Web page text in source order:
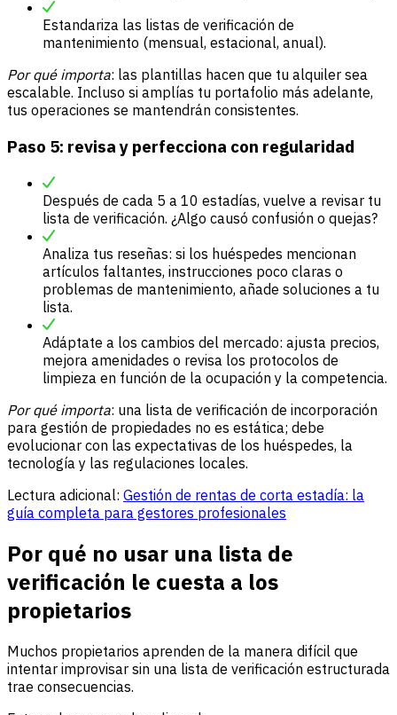
Estandariza las listas de verificación de
mantenimiento (mensual, estacional, anual).
Por qué importa: las plantillas hacen que tu alquiler sea
escalable. Incluso si amplías tu portafolio más adelante,
tus operaciones se mantendrán consistentes.
Paso 5: revisa y perfecciona con regularidad
Después de cada 5 a 10 estadías, vuelve a revisar tu
lista de verificación. ¿Algo causó confusión o quejas?
Analiza tus reseñas: si los huéspedes mencionan
artículos faltantes, instrucciones poco claras o
problemas de mantenimiento, añade soluciones a tu
lista.
Adáptate a los cambios del mercado: ajusta precios,
mejora amenidades o revisa los protocolos de
limpieza en función de la ocupación y la competencia.
Por qué importa: una lista de verificación de incorporación
para gestión de propiedades no es estática; debe
evolucionar con las expectativas de los huéspedes, la
tecnología y las regulaciones locales.
Lectura adicional: Gestión de rentas de corta estadía: la
guía completa para gestores profesionales
Por qué no usar una lista de
verificación le cuesta a los
propietarios
Muchos propietarios aprenden de la manera difícil que
intentar improvisar sin una lista de verificación estructurada
trae consecuencias.